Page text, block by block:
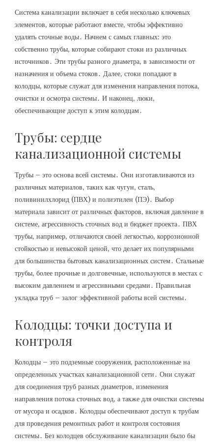
Система канализации включает в себя несколько ключевых
элементов‚ которые работают вместе‚ чтобы эффективно
удалять сточные воды․ Начнем с самых главных: это
собственно трубы‚ которые собирают стоки из различных
источников․ Эти трубы разного диаметра‚ в зависимости от
назначения и объема стоков․ Далее‚ стоки попадают в
колодцы‚ которые служат для изменения направления потока‚
очистки и осмотра системы․ И наконец‚ люки‚
обеспечивающие доступ к этим колодцам․
Трубы: сердце
канализационной системы
Трубы – это основа всей системы․ Они изготавливаются из
различных материалов‚ таких как чугун‚ сталь‚
поливинилхлорид (ПВХ) и полиэтилен (ПЭ)․ Выбор
материала зависит от различных факторов‚ включая давление в
системе‚ агрессивность сточных вод и бюджет проекта․ ПВХ
трубы‚ например‚ отличаются своей легкостью‚ коррозионной
стойкостью и невысокой ценой‚ что делает их популярными
для большинства бытовых канализационных систем․ Стальные
трубы‚ более прочные и долговечные‚ используются в местах с
высоким давлением и агрессивными средами․ Правильная
укладка труб – залог эффективной работы всей системы․
Колодцы: точки доступа и
контроля
Колодцы – это подземные сооружения‚ расположенные на
определенных участках канализационной сети․ Они служат
для соединения труб разных диаметров‚ изменения
направления потока сточных вод‚ а также для очистки системы
от мусора и осадков․ Колодцы обеспечивают доступ к трубам
для проведения ремонтных работ и контроля состояния
системы․ Без колодцев обслуживание канализации было бы